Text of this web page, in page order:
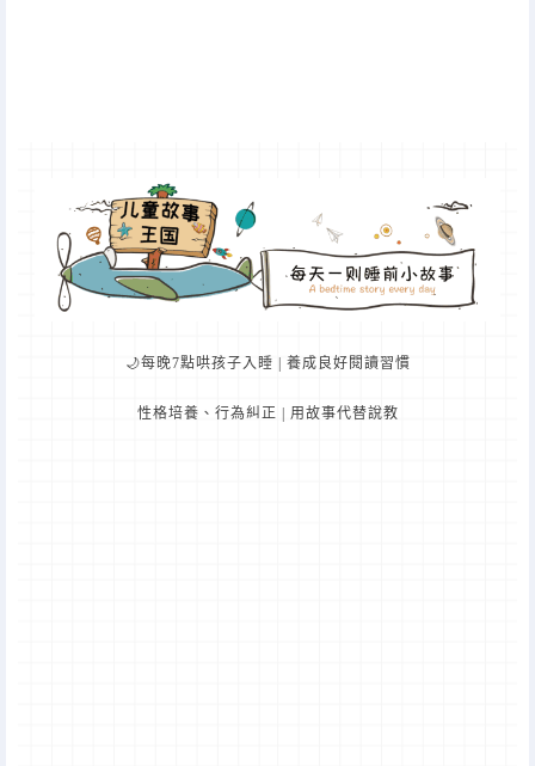
🌙每晚7點哄孩子入睡 | 養成良好閱讀習慣
性格培養、行為糾正 | 用故事代替說教